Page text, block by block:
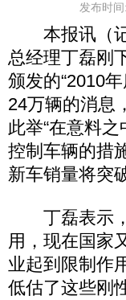
发布时
本报讯（记
总经理丁磊刚
颁发的“2010
24万辆的消息
此举“在意料
控制车辆的措
新车销量将突
丁磊表示，
用，现在国家
业起到限制作
低估了这些刚